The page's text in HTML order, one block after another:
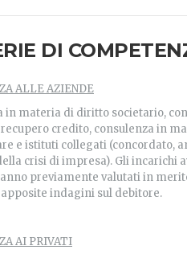
DI
ALLE AZIENDE
in materia di diritto societario,
credito, consulenza in
e istituti collegati (concordato,
crisi di impresa). Gli incarichi
previamente valutati in
indagini sul debitore.
AI PRIVATI